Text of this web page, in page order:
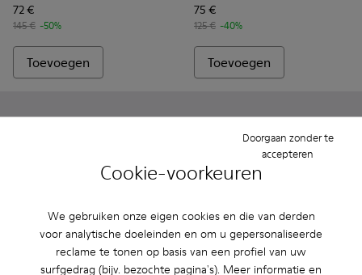
Cookie-voorkeuren
We gebruiken onze eigen cookies en die van derden
voor analytische doeleinden en om u gepersonaliseerde
reclame te tonen op basis van een profiel van uw
surfgedrag (bijv. bezochte pagina's). Meer informatie en
Doorgaan zonder te
accepteren
72 €
145 € -50%
Toevoegen
75 €
125 € -40%
Toevoegen